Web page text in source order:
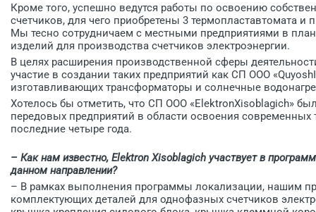
Кроме того, успешно ведутся работы по освоению
счетчиков, для чего приобретены 3 термопластавтомата
Мы тесно сотрудничаем с местными предприятиями в
изделий для производства счетчиков электроэнергии.
В целях расширения производственной сферы
участие в создании таких предприятий как СП ООО
изготавливающих трансформаторы и солнечные
Хотелось бы отметить, что СП ООО «ElektronXisoblagich»
передовых предприятий в области освоения современных
последние четыре года.
– Как нам известно, Elektron Xisoblagich участвует в
данном направлении?
– В рамках выполнения программы локализации, нашим
комплектующих деталей для однофазных счетчиков